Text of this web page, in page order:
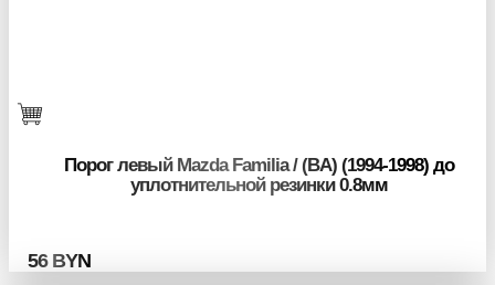
Порог левый Mazda Familia / (BA) (1994-1998) до
уплотнительной резинки 0.8мм
56 BYN